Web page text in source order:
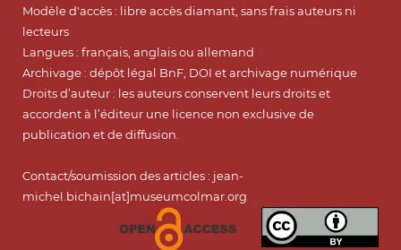
Modèle d'accès : libre accès diamant, sans frais auteurs ni
lecteurs
Langues : français, anglais ou allemand
Archivage : dépôt légal BnF, DOI et archivage numérique
Droits d’auteur : les auteurs conservent leurs droits et
accordent à l’éditeur une licence non exclusive de
publication et de diffusion.
Contact/soumission des articles : jean-
michel.bichain[at]museumcolmar.org